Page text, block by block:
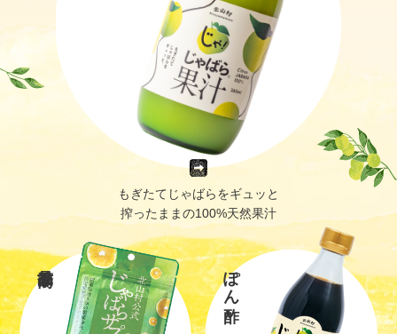
もぎたてじゃばらをギュッと
搾ったままの100%天然果汁
ぽん酢